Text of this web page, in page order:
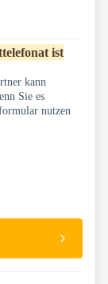
ist
kann
Sie es
nutzen